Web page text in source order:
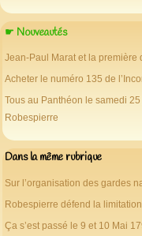
☛ Nouveautés
Jean-Paul Marat et la première
Acheter le numéro 135 de
Tous au Panthéon le samedi
Robespierre
Dans la même rubrique
Sur l’organisation des gardes
Robespierre défend la
Ça s’est passé le 9 et 10 Mai